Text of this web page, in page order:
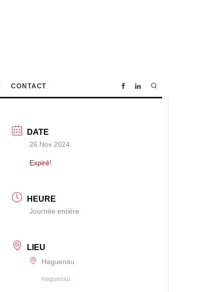
CONTACT
DATE
26 Nov 2024
Expiré!
HEURE
Journée entière
LIEU
Haguenau
Haguenau